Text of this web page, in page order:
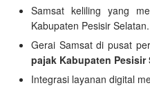
Samsat keliling yang
Kabupaten Pesisir Selatan.
Gerai Samsat di pusat
pajak Kabupaten Pesisir
Integrasi layanan digital